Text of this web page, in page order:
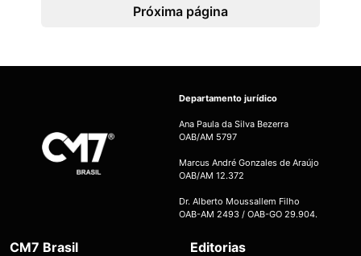
Próxima página
Departamento jurídico
Ana Paula da Silva Bezerra
OAB/AM 5797
Marcus André Gonzales de Araújo
OAB/AM 12.372
Dr. Alberto Moussallem Filho
OAB-AM 2493 / OAB-GO 29.904.
CM7 Brasil Editorias